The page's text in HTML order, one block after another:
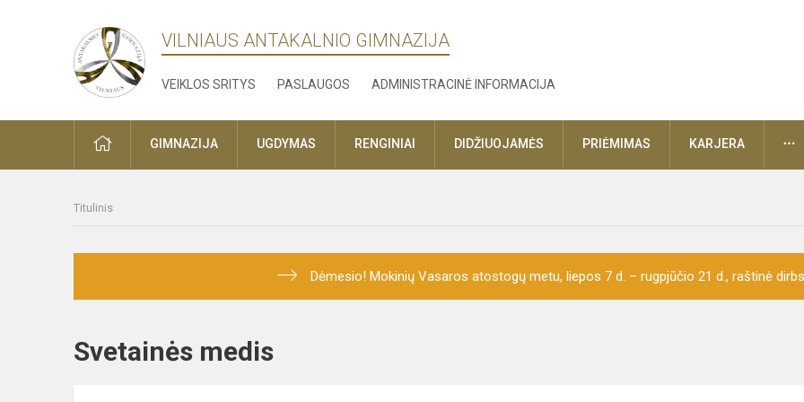
VILNIAUS ANTAKALNIO GIMNAZIJA
VEIKLOS SRITYS PASLAUGOS ADMINISTRACINĖ INFORMACIJA
PRADŽIAGIMNAZIJA UGDYMAS RENGINIAI DIDŽIUOJAMĖS PRIĖMIMAS KARJERA
Titulinis
Dėmesio! Mokinių Vasaros atostogų metu, liepos 7 d. – rugpjūčio 21 d., raštinė
Svetainės medis